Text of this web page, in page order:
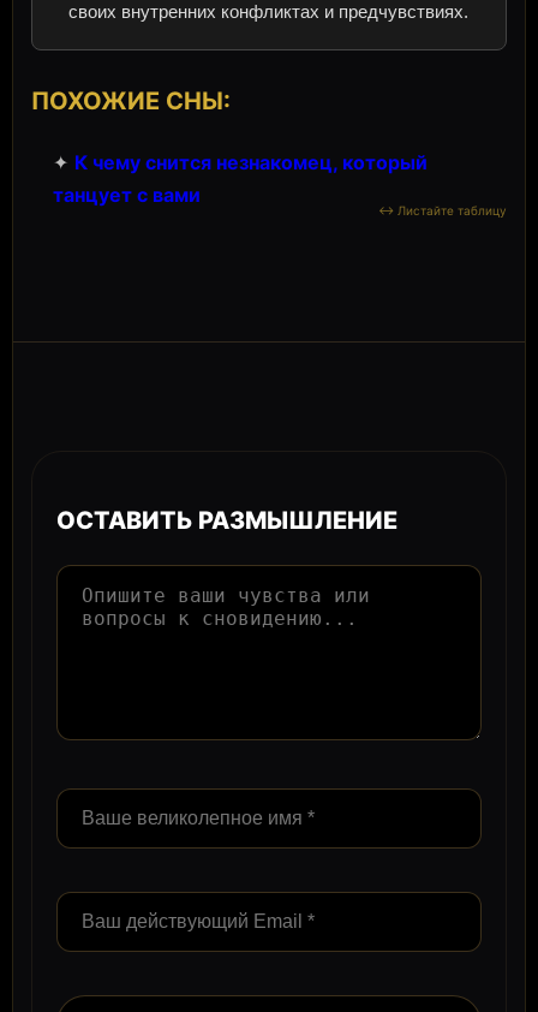
своих внутренних конфликтах и предчувствиях.
ПОХОЖИЕ СНЫ:
✦ К чему снится незнакомец, который
танцует с вами
ОСТАВИТЬ РАЗМЫШЛЕНИЕ